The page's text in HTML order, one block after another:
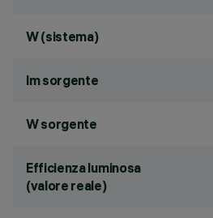
W (sistema)
lm sorgente
W sorgente
Efficienza luminosa
(valore reale)